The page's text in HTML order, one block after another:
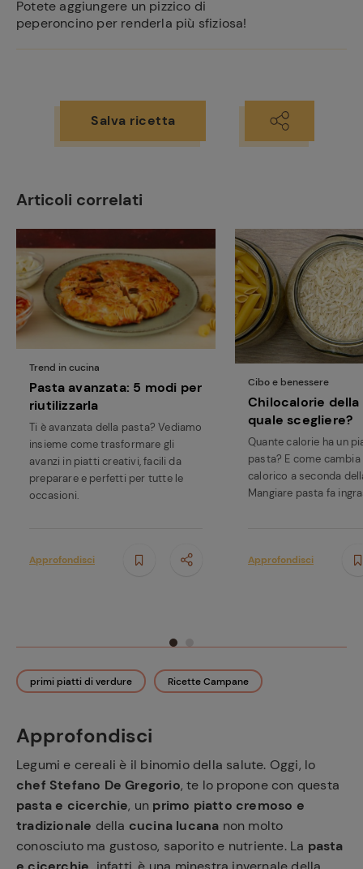
Potete aggiungere un pizzico di
peperoncino per renderla più sfiziosa!
Salva ricetta
primi piatti di verdure Ricette Campane
Approfondisci
Legumi e cereali è il binomio della salute. Oggi, lo
chef Stefano De Gregorio, te lo propone con questa
pasta e cicerchie, un primo piatto cremoso e
tradizionale della cucina lucana non molto
conosciuto ma gustoso, saporito e nutriente. La pasta
Articoli correlati
Trend in cucina
Pasta avanzata: 5 modi per
riutilizzarla
Ti è avanzata della pasta? Vediamo
insieme come trasformare gli
avanzi in piatti creativi, facili da
preparare e perfetti per tutte le
occasioni.
Approfondisci
Cibo e benessere
Chilocalorie della
quale scegliere?
Quante calorie ha un
pasta? E come
calorico a seconda
Mangiare pasta fa
Approfondisci